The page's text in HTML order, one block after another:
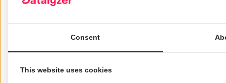
Consent
This website uses cookies